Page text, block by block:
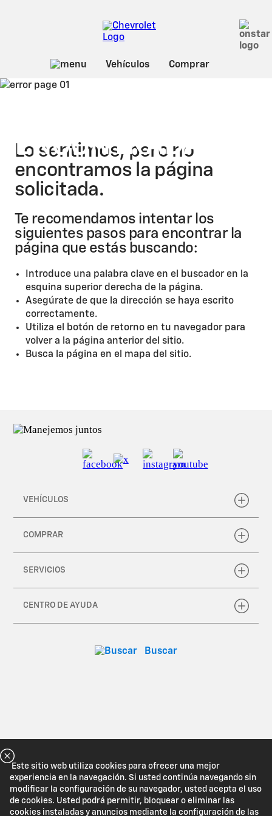
ENCONTRADA
Lo sentimos, pero no
encontramos la página
solicitada.
Te recomendamos intentar los
siguientes pasos para encontrar la
página que estás buscando:
Introduce una palabra clave en el buscador en la
esquina superior derecha de la página.
Asegúrate de que la dirección se haya escrito
correctamente.
Utiliza el botón de retorno en tu navegador para
volver a la página anterior del sitio.
Busca la página en el mapa del sitio.
Este sitio web utiliza cookies para ofrecer una mejor
experiencia en la navegación. Si usted continúa navegando sin
modificar la configuración de su navegador, usted acepta el uso
de cookies. Usted podrá permitir, bloquear o eliminar las
cookies instaladas y anuncios mediante la configuración de las